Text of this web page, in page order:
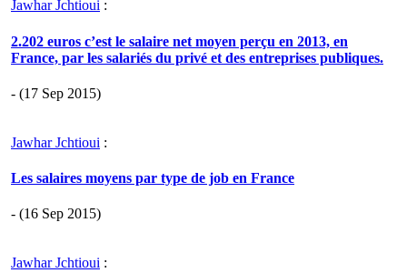
Jawhar Jchtioui :
2.202 euros c’est le salaire net moyen perçu en 2013, en
France, par les salariés du privé et des entreprises publiques.
- (17 Sep 2015)
Jawhar Jchtioui :
Les salaires moyens par type de job en France
- (16 Sep 2015)
Jawhar Jchtioui :